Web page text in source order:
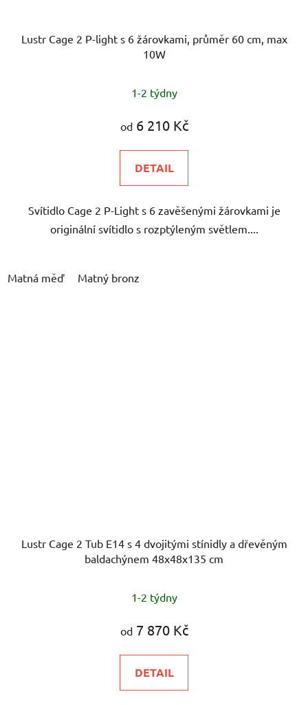
Lustr Cage 2 P-light s 6 žárovkami, průměr 60 cm, max
10W
1-2 týdny
od6 210 Kč
DETAIL
Svítidlo Cage 2 P-Light s 6 zavěšenými žárovkami je
originální svítidlo s rozptýleným světlem....
Matná měď Matný bronz
Lustr Cage 2 Tub E14 s 4 dvojitými stínidly a dřevěným
baldachýnem 48x48x135 cm
1-2 týdny
od7 870 Kč
DETAIL